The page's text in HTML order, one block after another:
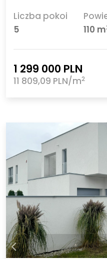
Liczba pokoi
5
110 m
1 299 000 PLN
11 809,09 PLN/m2